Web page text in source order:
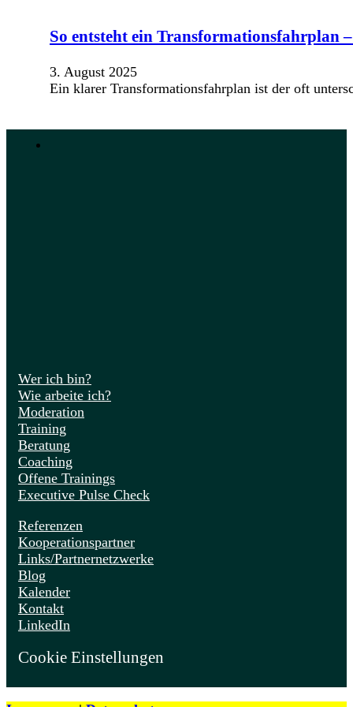
So entsteht ein
3. August 2025
Ein klarer Transformationsfahrplan ist der oft
Wer ich bin?
Wie arbeite ich?
Moderation
Training
Beratung
Coaching
Offene Trainings
Executive Pulse Check
Referenzen
Kooperationspartner
Links/Partnernetzwerke
Blog
Kalender
Kontakt
LinkedIn
Cookie Einstellungen